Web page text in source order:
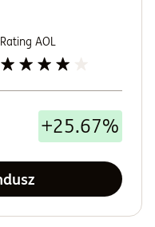
Rating AOL
+25.67%